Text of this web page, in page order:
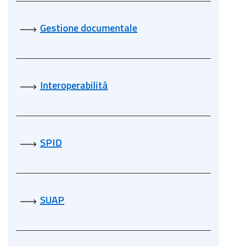
Gestione documentale
Interoperabilità
SPID
SUAP